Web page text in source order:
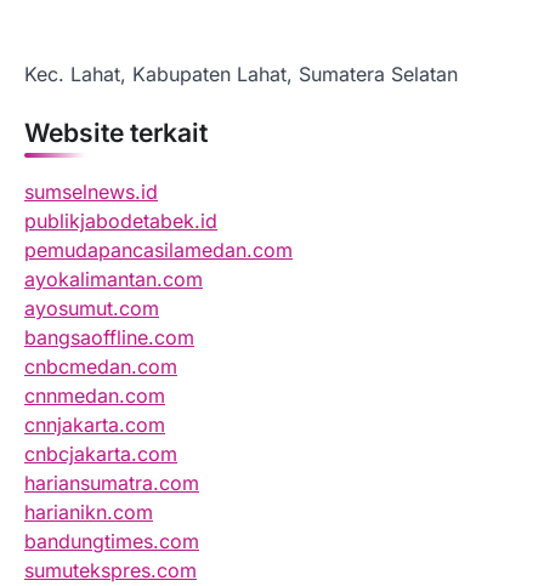
Kec. Lahat, Kabupaten Lahat, Sumatera Selatan
Website terkait
sumselnews.id
publikjabodetabek.id
pemudapancasilamedan.com
ayokalimantan.com
ayosumut.com
bangsaoffline.com
cnbcmedan.com
cnnmedan.com
cnnjakarta.com
cnbcjakarta.com
hariansumatra.com
harianikn.com
bandungtimes.com
sumutekspres.com